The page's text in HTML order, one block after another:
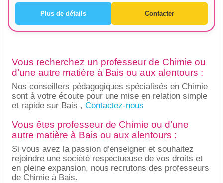
Plus de détails Contacter
Vous recherchez un professeur de Chimie ou
d’une autre matière à Bais ou aux alentours :
Nos conseillers pédagogiques spécialisés en Chimie
sont à votre écoute pour une mise en relation simple
et rapide sur Bais , Contactez-nous
Vous êtes professeur de Chimie ou d’une
autre matière à Bais ou aux alentours :
Si vous avez la passion d’enseigner et souhaitez
rejoindre une société respectueuse de vos droits et
en pleine expansion, nous recrutons des professeurs
de Chimie à Bais.